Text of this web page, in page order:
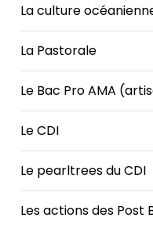
La culture
La Pastorale
Le Bac Pro AMA
Le CDI
Le pearltrees du CDI
Les actions des Post